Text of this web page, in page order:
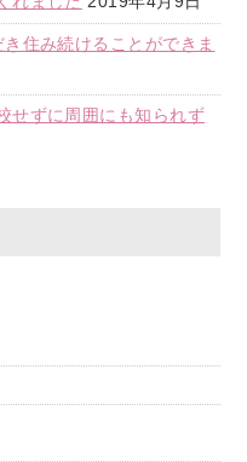
住み続けることができま
せずに周囲にも知られず